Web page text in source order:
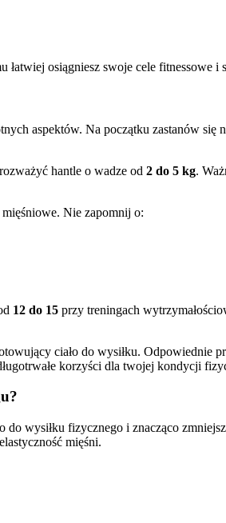
łatwiej osiągniesz swoje cele fitnessowe
aspektów. Na początku zastanów się
hantle o wadze od 2 do 5 kg.
Nie zapomnij o:
12 do 15 przy treningach
ciało do wysiłku. Odpowiednie
korzyści dla twojej kondycji
wysiłku fizycznego i znacząco
mięśni.